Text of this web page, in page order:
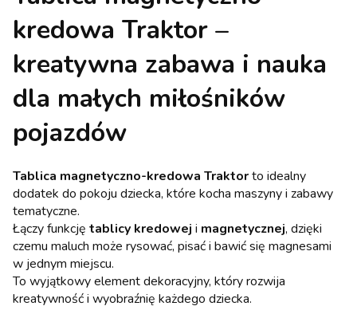
kredowa Traktor –
kreatywna zabawa i nauka
dla małych miłośników
pojazdów
Tablica magnetyczno-kredowa Traktorto idealny
dodatek do pokoju dziecka, które kocha maszyny i zabawy
tematyczne.
Łączy funkcję tablicy kredowej i magnetycznej, dzięki
czemu maluch może rysować, pisać i bawić się magnesami
w jednym miejscu.
To wyjątkowy element dekoracyjny, który rozwija
kreatywność i wyobraźnię każdego dziecka.